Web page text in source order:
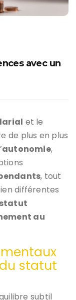
avec un
et le
de plus en plus
autonomie,
, tout
différentes
statut
au
statut
subtil